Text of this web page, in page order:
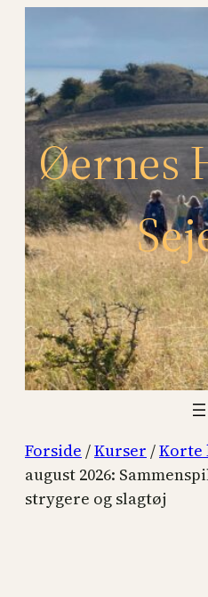
indhold
Øernes
Forside /Kurser /Korte
august 2026:
strygere og slagtøj